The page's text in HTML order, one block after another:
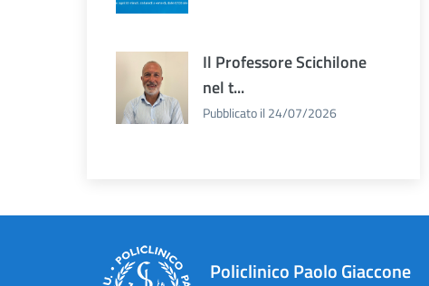
Il Professore Scichilone
nel t...
Pubblicato il 24/07/2026
Policlinico Paolo Giaccone